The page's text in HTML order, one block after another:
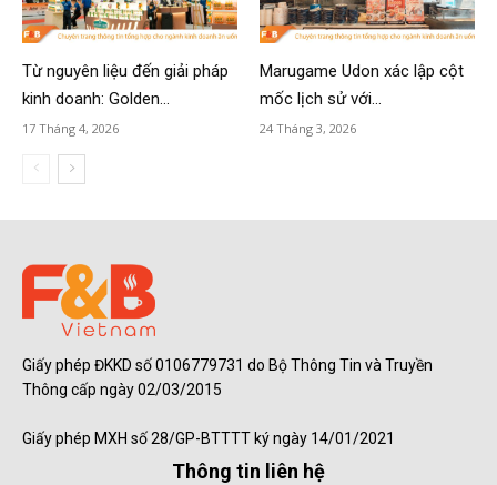
Từ nguyên liệu đến giải pháp
kinh doanh: Golden...
17 Tháng 4, 2026
Marugame Udon xác lập cột
mốc lịch sử với...
24 Tháng 3, 2026
Giấy phép ĐKKD số 0106779731 do Bộ Thông Tin và Truyền
Thông cấp ngày 02/03/2015
Giấy phép MXH số 28/GP-BTTTT ký ngày 14/01/2021
Thông tin liên hệ